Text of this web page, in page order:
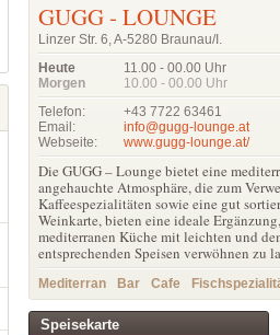
GUGG - LOUNGE
Linzer Str. 6, A-5280 Braunau/I.
Heute
Morgen
11.00 - 00.00 Uhr
10.00 - 00.00 Uhr
Telefon:
+43 7722 63461
Email:
info@gugg-lounge.at
Webseite:
www.gugg-lounge.at/
Die GUGG – Lounge bietet eine
angehauchte Atmosphäre, die zum
Kaffeespezialitäten sowie eine gut
Weinkarte, bieten eine ideale
mediterranen Küche mit leichten und
entsprechenden Speisen verwöhnen zu
Mediterran Bar Cafe
Speisekarte